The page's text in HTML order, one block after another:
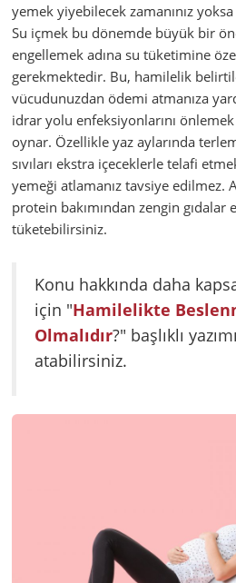
yemek yiyebilecek zamanınız
Su içmek bu dönemde büyük bir
engellemek adına su tüketimine
gerekmektedir. Bu, hamilelik
vücudunuzdan ödemi atmanıza
idrar yolu enfeksiyonlarını
oynar. Özellikle yaz aylarında
sıvıları ekstra içeceklerle telafi
yemeği atlamanız tavsiye edilmez.
protein bakımından zengin
tüketebilirsiniz.
Konu hakkında daha
için "Hamilelikte
Olmalıdır?" başlıklı
atabilirsiniz.